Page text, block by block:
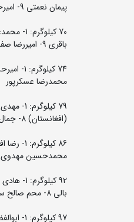
پیمان نعمتی 9- امیرحسام محبی 10- ابوالفضل کوشکی
باقری 9- امیررضا صفاخیل 10- داریوش ولی زاده
محمدرضا عسکرپور
(افغانستان) 8- جمال مجیدی
محمدحسین مهدوی 9- وحید اسماعیل زاده 10- سجاد باباشاوردی
بالی 8- محم صالح سلطانی 9- امیرحسین محمدپور